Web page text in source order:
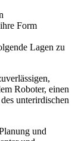
Form
Lagen zu
Roboter, einen
unterirdischen
und